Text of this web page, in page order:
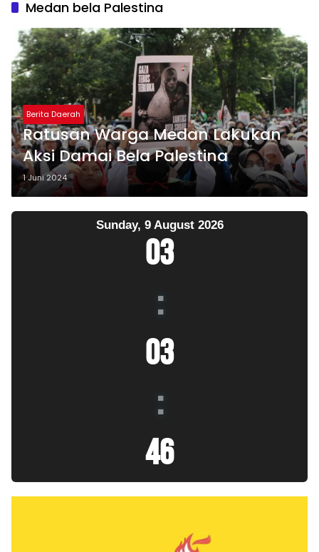
Medan bela Palestina
Berita Daerah
Ratusan Warga Medan Lakukan
Aksi Damai Bela Palestina
1 Juni 2024
Sunday, 9 August 2026
03
:
03
:
47